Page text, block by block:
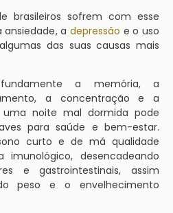
brasileiros sofrem com esse
ansiedade, a depressão e o uso
das suas causas mais
a memória, a
a concentração e a
uma noite mal dormida pode
para saúde e bem-estar.
curto e de má qualidade
desencadeando
e gastrointestinais, assim
peso e o envelhecimento